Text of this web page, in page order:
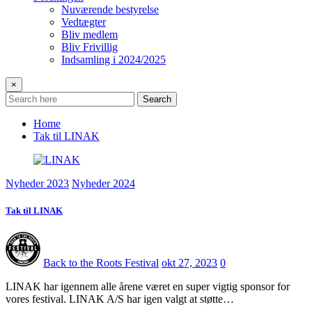
Nuværende bestyrelse
Vedtægter
Bliv medlem
Bliv Frivillig
Indsamling i 2024/2025
×
Search
Home
Tak til LINAK
Nyheder 2023 Nyheder 2024
Tak til LINAK
Back to the Roots Festival okt 27, 2023 0
LINAK har igennem alle årene været en super vigtig sponsor for
vores festival. LINAK A/S har igen valgt at støtte…